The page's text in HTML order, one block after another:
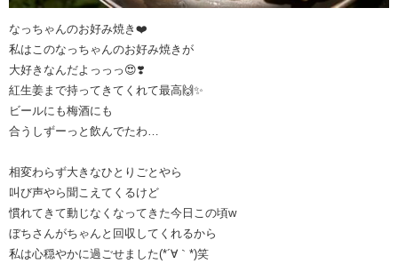
なっちゃんのお好み焼き❤️
私はこのなっちゃんのお好み焼きが
大好きなんだよっっっ😍❣️
紅生姜まで持ってきてくれて最高🙌✨
ビールにも梅酒にも
合うしずーっと飲んでたわ…
相変わらず大きなひとりごとやら
叫び声やら聞こえてくるけど
慣れてきて動じなくなってきた今日この頃w
ぼちさんがちゃんと回収してくれるから
私は心穏やかに過ごせました(*´∀｀*)笑